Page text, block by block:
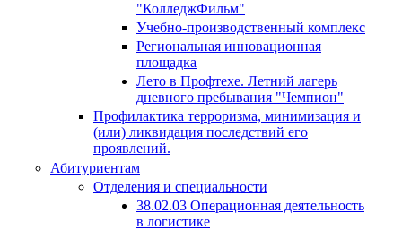
"КолледжФильм"
Учебно-производственный комплекс
Региональная инновационная
площадка
Лето в Профтехе. Летний лагерь
дневного пребывания "Чемпион"
Профилактика терроризма, минимизация и
(или) ликвидация последствий его
проявлений.
Абитуриентам
Отделения и специальности
38.02.03 Операционная деятельность
в логистике